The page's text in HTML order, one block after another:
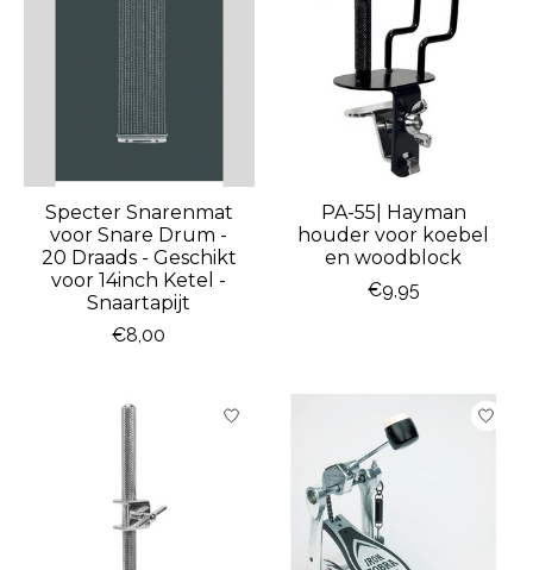
Specter Snarenmat
voor Snare Drum -
20 Draads - Geschikt
voor 14inch Ketel -
Snaartapijt
€8,00
PA-55| Hayman
houder voor koebel
en woodblock
€9,95